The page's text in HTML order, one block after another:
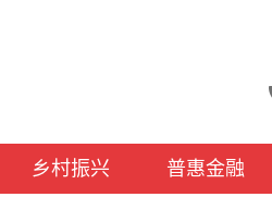
乡村振兴 普惠金融